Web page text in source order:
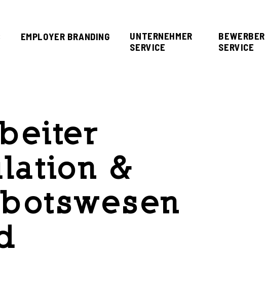
EMPLOYER BRANDING
UNTERNEHMER
SERVICE
BEWERBER
SERVICE
&